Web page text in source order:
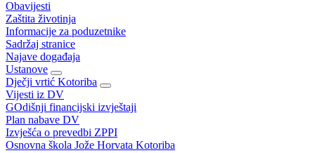
Obavijesti
Zaštita životinja
Informacije za poduzetnike
Sadržaj stranice
Najave događaja
Ustanove
Dječji vrtić Kotoriba
Vijesti iz DV
GOdišnji financijski izvještaji
Plan nabave DV
Izvješća o prevedbi ZPPI
Osnovna škola Jože Horvata Kotoriba